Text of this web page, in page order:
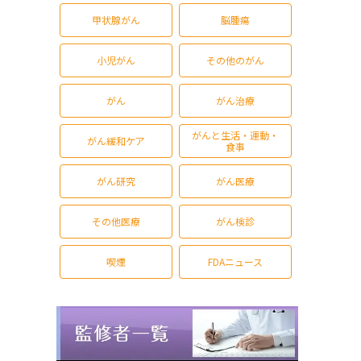
甲状腺がん 脳腫瘍
小児がん その他のがん
がん がん治療
がん緩和ケア
がんと生活・運動・
食事
がん研究 がん医療
その他医療 がん検診
喫煙 FDAニュース